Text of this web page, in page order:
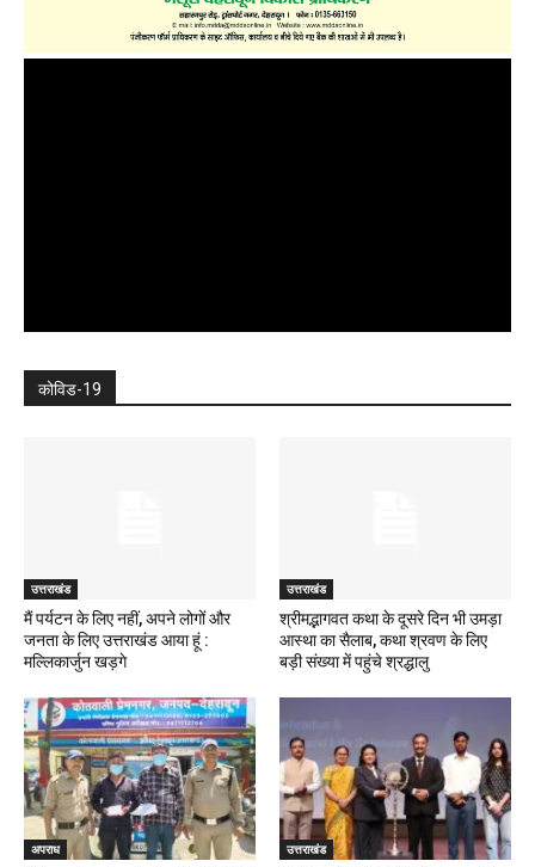
कोविड-19
उत्तराखंड
मैं पर्यटन के लिए नहीं, अपने लोगों और
जनता के लिए उत्तराखंड आया हूं :
मल्लिकार्जुन खड़गे
उत्तराखंड
श्रीमद्भागवत कथा के दूसरे दिन भी उमड़ा
आस्था का सैलाब, कथा श्रवण के लिए
बड़ी संख्या में पहुंचे श्रद्धालु
अपराध उत्तराखंड